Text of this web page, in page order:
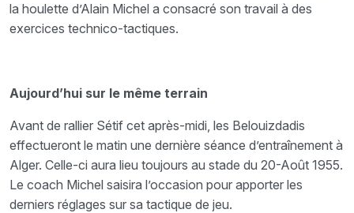
la houlette d’Alain Michel a consacré son travail à des
exercices technico-tactiques.
Aujourd’hui sur le même terrain
Avant de rallier Sétif cet après-midi, les Belouizdadis
effectueront le matin une dernière séance d’entraînement à
Alger. Celle-ci aura lieu toujours au stade du 20-Août 1955.
Le coach Michel saisira l’occasion pour apporter les
derniers réglages sur sa tactique de jeu.